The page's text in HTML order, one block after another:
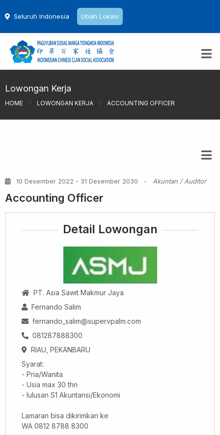
Seluruh Indonesia Ubah Lokasi
Lowongan Kerja
HOME / LOWONGAN KERJA / ACCOUNTING OFFICER
10 Desember 2022 - 31 Desember 2030 - Akuntan / Auditor
Accounting Officer
Detail Lowongan
PT. Asia Sawit Makmur Jaya
Fernando Salim
fernando_salim@supervpalm.com
081287888300
RIAU, PEKANBARU
Syarat:
- Pria/Wanita
- Usia max 30 thn
- lulusan S1 Akuntansi/Ekonomi
Lamaran bisa dikirimkan ke
WA 0812 8788 8300